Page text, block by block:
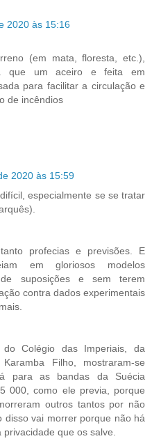
2020 às 15:16
(em mata, floresta, etc.),
que um aceiro e feita em
para facilitar a circulação e
de incêndios
2020 às 15:59
especialmente se se tratar
profecias e previsões. E
em gloriosos modelos
de suposições e sem terem
contra dados experimentais
do Colégio das Imperiais, da
Filho, mostraram-se
para as bandas da Suécia
000, como ele previa, porque
outros tantos por não
disso vai morrer porque não há
que os salve.